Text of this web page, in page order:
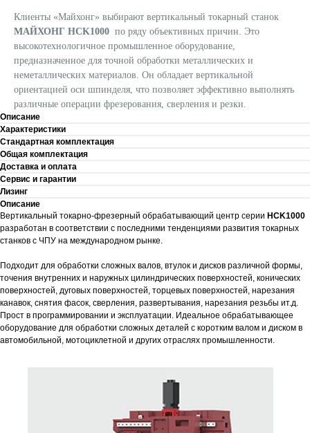
Клиенты «Майхонг» выбирают вертикальный токарный станок
МАЙХОНГ HCK1000 по ряду объективных причин. Это
высокотехнологичное промышленное оборудование,
предназначенное для точной обработки металлических и
неметаллических материалов. Он обладает вертикальной
ориентацией оси шпинделя, что позволяет эффективно выполнять
различные операции фрезерования, сверления и резки.
Описание
Характеристики
Стандартная комплектация
Общая комплектация
Доставка и оплата
Сервис и гарантии
Лизинг
Описание
Вертикальный токарно-фрезерный обрабатывающий центр серии HCK1000
разработан в соответствии с последними тенденциями развития токарных
станков с ЧПУ на международном рынке.
Подходит для обработки сложных валов, втулок и дисков различной формы,
точения внутренних и наружных цилиндрических поверхностей, конических
поверхностей, дуговых поверхностей, торцевых поверхностей, нарезания
канавок, снятия фасок, сверления, развертывания, нарезания резьбы ит.д.
Прост в программировании и эксплуатации. Идеальное обрабатывающее
оборудование для обработки сложных деталей с коротким валом и диском в
автомобильной, мотоциклетной и других отраслях промышленности.